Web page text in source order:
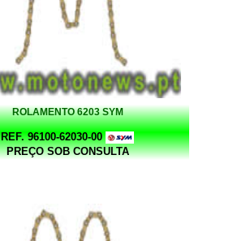
ROLAMENTO 6203 SYM
REF. 96100-62030-00
PREÇO SOB CONSULTA